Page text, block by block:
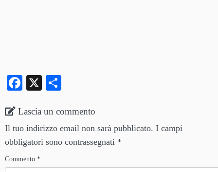
Fa
bo
ok
X
di
vi
di
Lascia un commento
Il tuo indirizzo email non sarà pubblicato. I campi
obbligatori sono contrassegnati *
Commento *